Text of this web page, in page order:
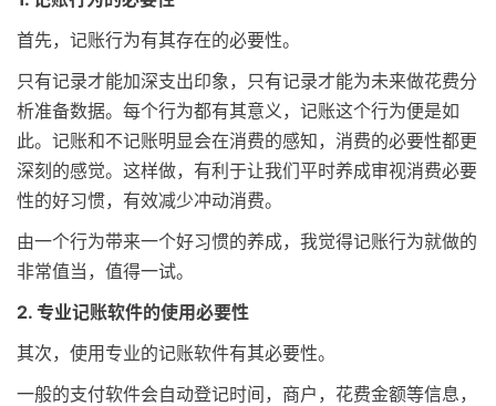
首先，记账行为有其存在的必要性。
只有记录才能加深支出印象，只有记录才能为未来做花费分
析准备数据。每个行为都有其意义，记账这个行为便是如
此。记账和不记账明显会在消费的感知，消费的必要性都更
深刻的感觉。这样做，有利于让我们平时养成审视消费必要
性的好习惯，有效减少冲动消费。
由一个行为带来一个好习惯的养成，我觉得记账行为就做的
非常值当，值得一试。
2. 专业记账软件的使用必要性
其次，使用专业的记账软件有其必要性。
一般的支付软件会自动登记时间，商户，花费金额等信息，